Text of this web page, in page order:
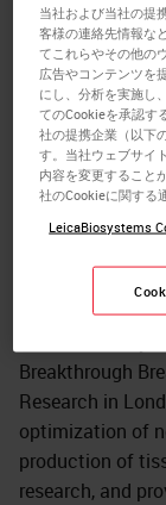
Principal
Her main
in
development
and the
previously
department at
she worked on
based research
cancer. Her
Breakthrough
Research in
optimization of
production of
research, and
当社および当社の提
客様の連絡先情報な
てこれらやその他の
広告やコンテンツを
にし、分析を実施し
てのCookieを承認す
社の提携企業（以下
す。当社ウェブサイ
内容を変更すること
社のCookieに関する
LeicaBiosystems